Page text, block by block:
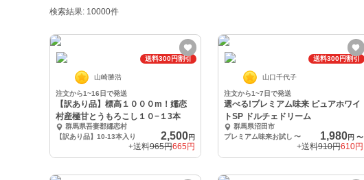
検索結果: 10000件
送料300円割引
山崎勝浩
注文から1~16日で発送
【訳あり品】標高１０００m！嬬恋
村産極甘とうもろこし１０−１3本
群馬県吾妻郡嬬恋村
【訳あり品】10-13本入り
2,500円
+送料965円665円
送料300円割引
山口千代子
注文から1~7日で発送
選べる!プレミアム味来 ピュアホワイ
トSP ドルチェドリーム
群馬県沼田市
プレミアム味来お試し 〜 1,980円 〜
+送料910円610円